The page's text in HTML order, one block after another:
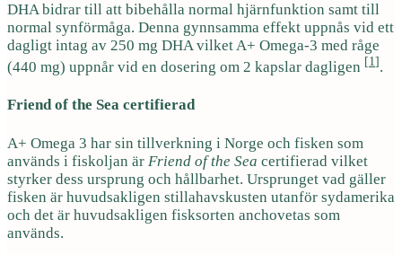
DHA bidrar till att bibehålla normal hjärnfunktion samt till
normal synförmåga. Denna gynnsamma effekt uppnås vid ett
dagligt intag av 250 mg DHA vilket A+ Omega-3 med råge
(440 mg) uppnår vid en dosering om 2 kapslar dagligen [1] .
Friend of the Sea certifierad
A+ Omega 3 har sin tillverkning i Norge och fisken som
används i fiskoljan är Friend of the Sea certifierad vilket
styrker dess ursprung och hållbarhet. Ursprunget vad gäller
fisken är huvudsakligen stillahavskusten utanför sydamerika
och det är huvudsakligen fisksorten anchovetas som
används.